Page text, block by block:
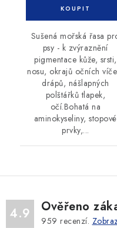
Sušená mořská řasa
psy - k zvýraznění
pigmentace kůže, srsti,
nosu, okrajů očních
drápů, nášlapných
polštářků tlapek,
očí.Bohatá na
aminokyseliny, stopové
prvky,...
4.9 Ověřeno
959 recenzí.